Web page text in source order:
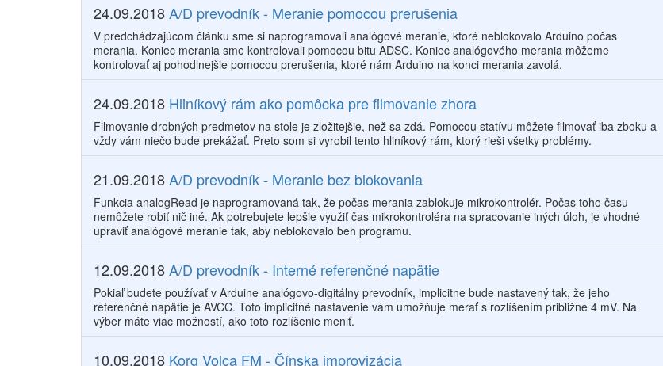
24.09.2018A/D prevodník - Meranie pomocou prerušenia
V predchádzajúcom článku sme si naprogramovali analógové meranie, ktoré neblokovalo Arduino počas
merania. Koniec merania sme kontrolovali pomocou bitu ADSC. Koniec analógového merania môžeme
kontrolovať aj pohodlnejšie pomocou prerušenia, ktoré nám Arduino na konci merania zavolá.
24.09.2018 Hliníkový rám ako pomôcka pre filmovanie zhora
Filmovanie drobných predmetov na stole je zložitejšie, než sa zdá. Pomocou statívu môžete filmovať iba zboku a
vždy vám niečo bude prekážať. Preto som si vyrobil tento hliníkový rám, ktorý rieši všetky problémy.
21.09.2018A/D prevodník - Meranie bez blokovania
Funkcia analogRead je naprogramovaná tak, že počas merania zablokuje mikrokontrolér. Počas toho času
nemôžete robiť nič iné. Ak potrebujete lepšie využiť čas mikrokontroléra na spracovanie iných úloh, je vhodné
upraviť analógové meranie tak, aby neblokovalo beh programu.
12.09.2018A/D prevodník - Interné referenčné napätie
Pokiaľ budete používať v Arduine analógovo-digitálny prevodník, implicitne bude nastavený tak, že jeho
referenčné napätie je AVCC. Toto implicitné nastavenie vám umožňuje merať s rozlíšením približne 4 mV. Na
výber máte viac možností, ako toto rozlíšenie meniť.
10.09.2018 Korg Volca FM - Čínska improvizácia